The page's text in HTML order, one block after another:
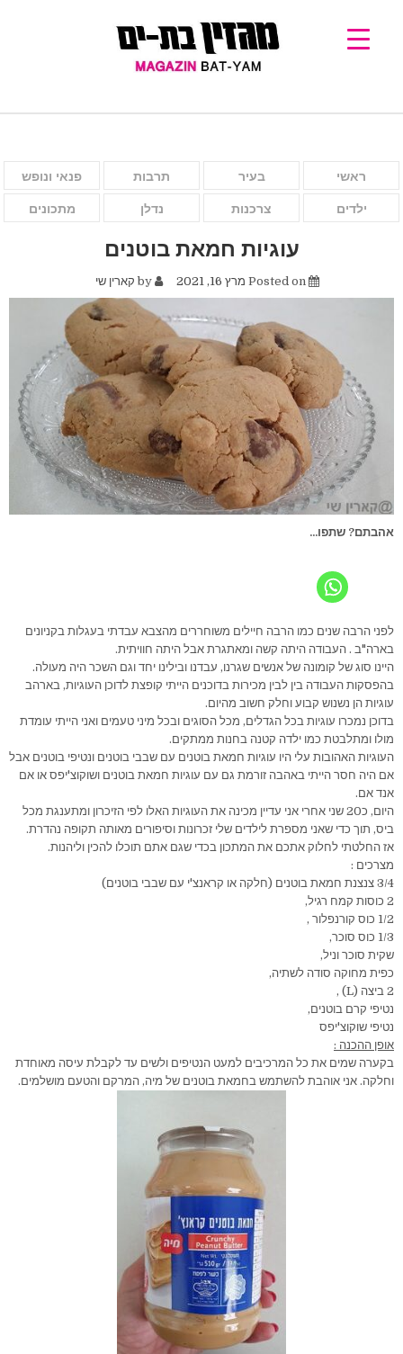
ראשי בעיר תרבות פנאי ונופש
ילדים צרכנות נדלן מתכונים
עוגיות חמאת בוטנים
Posted on מרץ 16, 2021 by קארין שי
אהבתם? שתפו...
לפני הרבה שנים כמו הרבה חיילים משוחררים מהצבא עבדתי בעגלות בקניונים
בארה"ב . העבודה היתה קשה ומאתגרת אבל היתה חוויתית.
היינו סוג של קומונה של אנשים שגרנו, עבדנו ובילינו יחד וגם השכר היה מעולה.
בהפסקות העבודה בין לבין מכירות בדוכנים הייתי קופצת לדוכן העוגיות, בארהב
עוגיות הן נשנוש קבוע וחלק חשוב מהיום.
בדוכן נמכרו עוגיות בכל הגדלים, מכל הסוגים ובכל מיני טעמים ואני הייתי עומדת
מולו ומתלבטת כמו ילדה קטנה בחנות ממתקים.
העוגיות האהובות עלי היו עוגיות חמאת בוטנים עם שבבי בוטנים ונטיפי בוטנים אבל
אם היה חסר הייתי באהבה זורמת גם עם עוגיות חמאת בוטנים ושוקוצ'יפס או אם
אנד אם.
היום, כ20 שני אחרי אני עדיין מכינה את העוגיות האלו לפי הזיכרון ומתענגת מכל
ביס, תוך כדי שאני מספרת לילדים שלי זכרונות וסיפורים מאותה תקופה נהדרת.
אז החלטתי לחלוק אתכם את המתכון בכדי שגם אתם תוכלו להכין וליהנות.
מצרכים :
3/4 צנצנת חמאת בוטנים (חלקה או קראנצ'י עם שבבי בוטנים)
2 כוסות קמח רגיל,
1/2 כוס קורנפלור ,
1/3 כוס סוכר,
שקית סוכר וניל,
כפית מחוקה סודה לשתיה,
2 ביצה (L) ,
נטיפי קרם בוטנים,
נטיפי שוקוצ'יפס
אופן ההכנה :
בקערה שמים את כל המרכיבים למעט הנטיפים ולשים עד לקבלת עיסה מאוחדת
וחלקה. אני אוהבת להשתמש בחמאת בוטנים של מיה, המרקם והטעם מושלמים.